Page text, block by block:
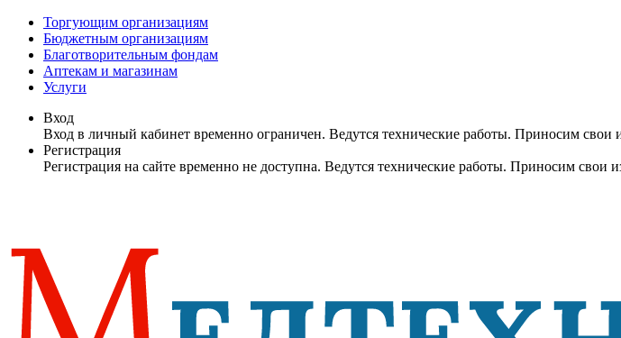
Торгующим организациям
Бюджетным организациям
Благотворительным фондам
Аптекам и магазинам
Услуги
Вход
Вход в личный кабинет временно ограничен. Ведутся технические работы. Приносим свои
Регистрация
Регистрация на сайте временно не доступна. Ведутся технические работы. Приносим свои